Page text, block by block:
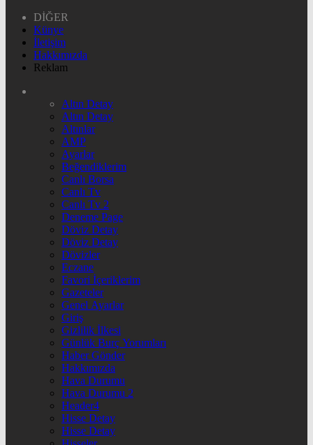
DİĞER
Künye
İletişim
Hakkımızda
Reklam
Altın Detay
Altın Detay
Altınlar
AMP
Ayarlar
Beğendiklerim
Canlı Borsa
Canlı Tv
Canlı Tv 2
Deneme Page
Döviz Detay
Döviz Detay
Dövizler
Eczane
Favori İçeriklerim
Gazeteler
Genel Ayarlar
Giriş
Gizlilik İlkesi
Günlük Burç Yorumları
Haber Gönder
Hakkımızda
Hava Durumu
Hava Durumu 2
Header4
Hisse Detay
Hisse Detay